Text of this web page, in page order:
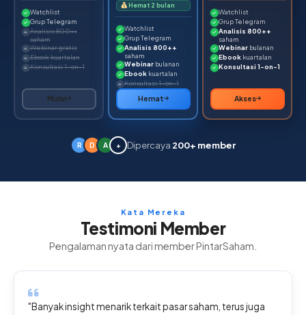
Watchlist
Grup Telegram
Analisis 800++
saham
Webinar gratis
Ebook kuartalan
Konsultasi 1-on-1
Mulai
Hemat 2 bulan
Watchlist
Grup Telegram
Analisis 800++
saham
Webinarbulanan
Ebookkuartalan
Konsultasi 1-on-1
Hemat
Watchlist
Grup Telegram
Analisis 800++
saham
Webinarbulanan
Ebookkuartalan
Konsultasi 1-on-1
Akses
R D A + Dipercaya 200+ member
Kata Mereka
Testimoni Member
Pengalaman nyata dari member PintarSaham.
"Banyak insight menarik terkait pasar saham, terus juga